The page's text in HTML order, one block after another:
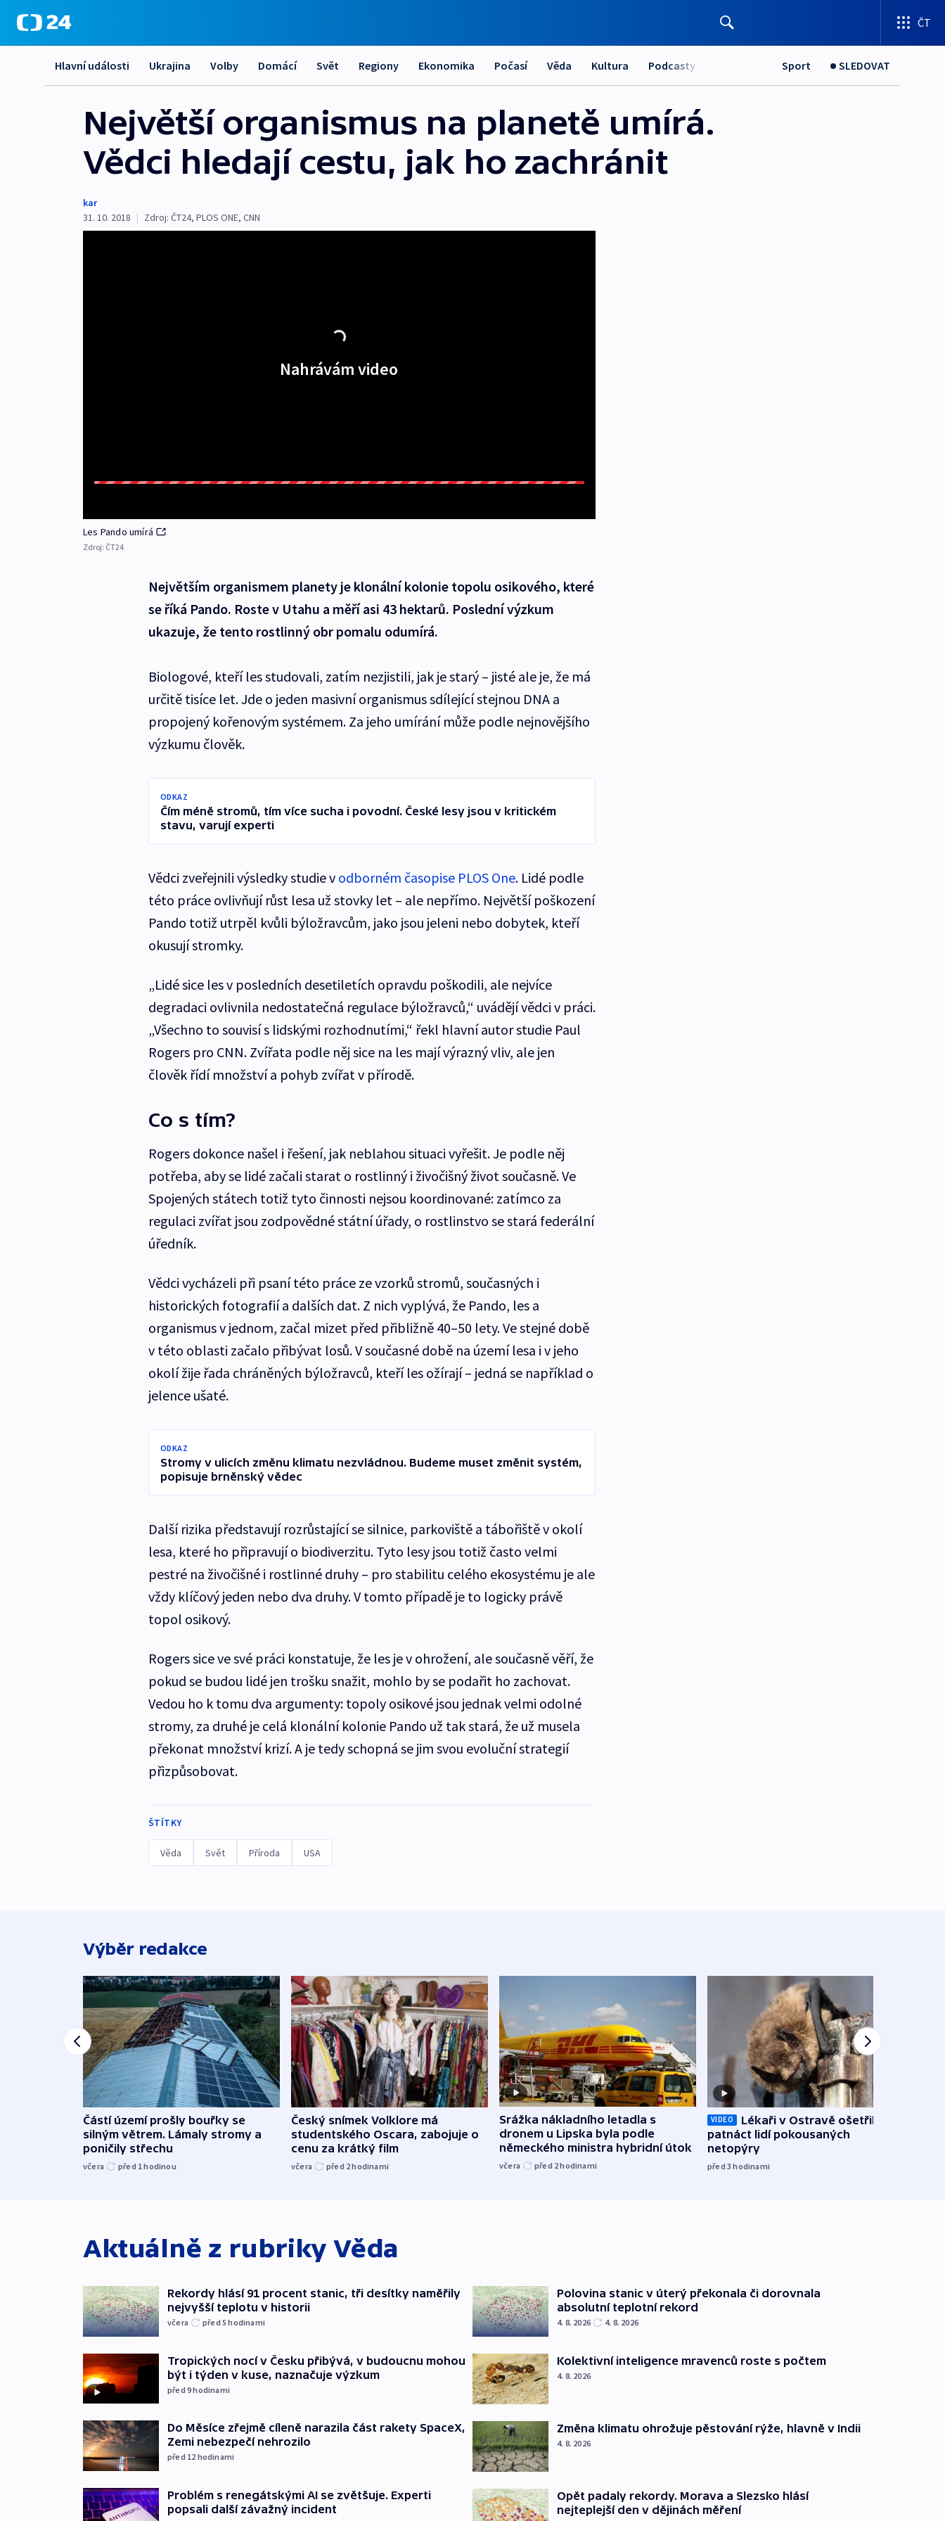
ČT
Hlavní události Ukrajina Volby Domácí Svět Regiony Ekonomika Počasí Věda Kultura Podcasty Sport SLEDOVAT
Největší organismus na planetě umírá.
Vědci hledají cestu, jak ho zachránit
kar
31. 10. 2018 | Zdroj: ČT24, PLOS ONE, CNN
Nahrávám video
Les Pando umírá
Zdroj: ČT24
Největším organismem planety je klonální kolonie topolu osikového, které
se říká Pando. Roste v Utahu a měří asi 43 hektarů. Poslední výzkum
ukazuje, že tento rostlinný obr pomalu odumírá.
Biologové, kteří les studovali, zatím nezjistili, jak je starý – jisté ale je, že má
určitě tisíce let. Jde o jeden masivní organismus sdílející stejnou DNA a
propojený kořenovým systémem. Za jeho umírání může podle nejnovějšího
výzkumu člověk.
ODKAZ
Čím méně stromů, tím více sucha i povodní. České lesy jsou v kritickém
stavu, varují experti
Vědci zveřejnili výsledky studie v odborném časopise PLOS One. Lidé podle
této práce ovlivňují růst lesa už stovky let – ale nepřímo. Největší poškození
Pando totiž utrpěl kvůli býložravcům, jako jsou jeleni nebo dobytek, kteří
okusují stromky.
„Lidé sice les v posledních desetiletích opravdu poškodili, ale nejvíce
degradaci ovlivnila nedostatečná regulace býložravců,“ uvádějí vědci v práci.
„Všechno to souvisí s lidskými rozhodnutími,“ řekl hlavní autor studie Paul
Rogers pro CNN. Zvířata podle něj sice na les mají výrazný vliv, ale jen
člověk řídí množství a pohyb zvířat v přírodě.
Co s tím?
Rogers dokonce našel i řešení, jak neblahou situaci vyřešit. Je podle něj
potřeba, aby se lidé začali starat o rostlinný i živočišný život současně. Ve
Spojených státech totiž tyto činnosti nejsou koordinované: zatímco za
regulaci zvířat jsou zodpovědné státní úřady, o rostlinstvo se stará federální
úředník.
Vědci vycházeli při psaní této práce ze vzorků stromů, současných i
historických fotografií a dalších dat. Z nich vyplývá, že Pando, les a
organismus v jednom, začal mizet před přibližně 40–50 lety. Ve stejné době
v této oblasti začalo přibývat losů. V současné době na území lesa i v jeho
okolí žije řada chráněných býložravců, kteří les ožírají – jedná se například o
jelence ušaté.
ODKAZ
Stromy v ulicích změnu klimatu nezvládnou. Budeme muset změnit systém,
popisuje brněnský vědec
Další rizika představují rozrůstající se silnice, parkoviště a tábořiště v okolí
lesa, které ho připravují o biodiverzitu. Tyto lesy jsou totiž často velmi
pestré na živočišné i rostlinné druhy – pro stabilitu celého ekosystému je ale
vždy klíčový jeden nebo dva druhy. V tomto případě je to logicky právě
topol osikový.
Rogers sice ve své práci konstatuje, že les je v ohrožení, ale současně věří, že
pokud se budou lidé jen trošku snažit, mohlo by se podařit ho zachovat.
Vedou ho k tomu dva argumenty: topoly osikové jsou jednak velmi odolné
stromy, za druhé je celá klonální kolonie Pando už tak stará, že už musela
překonat množství krizí. A je tedy schopná se jim svou evoluční strategií
přizpůsobovat.
ŠTÍTKY
Věda Svět Příroda USA
Výběr redakce
Částí území prošly bouřky se
silným větrem. Lámaly stromy a
poničily střechu
včera před 1hodinou
Český snímek Volklore má
studentského Oscara, zabojuje o
cenu za krátký film
včera před 2hodinami
Srážka nákladního letadla s
dronem u Lipska byla podle
německého ministra hybridní útok
včera před 2hodinami
VIDEO
Lékaři v Ostravě ošetřili už
patnáct lidí pokousaných
netopýry
před 3hodinami
Aktuálně z rubrikyVěda
Rekordy hlásí 91 procent stanic, tři desítky naměřily
nejvyšší teplotu v historii
včera před 5hodinami
Tropických nocí v Česku přibývá, v budoucnu mohou
být i týden v kuse, naznačuje výzkum
před 9hodinami
Do Měsíce zřejmě cíleně narazila část rakety SpaceX,
Zemi nebezpečí nehrozilo
před 12 hodinami
Problém s renegátskými AI se zvětšuje. Experti
popsali další závažný incident
Polovina stanic v úterý překonala či dorovnala
absolutní teplotní rekord
4. 8. 2026 4. 8. 2026
Kolektivní inteligence mravenců roste s počtem
4. 8. 2026
Změna klimatu ohrožuje pěstování rýže, hlavně v Indii
4. 8. 2026
Opět padaly rekordy. Morava a Slezsko hlásí
nejteplejší den v dějinách měření